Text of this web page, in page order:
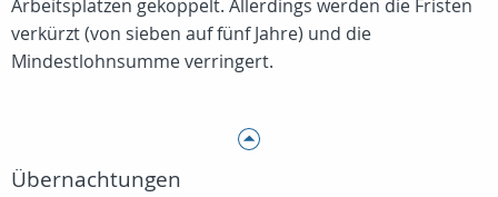
Arbeitsplätzen gekoppelt. Allerdings werden die Fristen
verkürzt (von sieben auf fünf Jahre) und die
Mindestlohnsumme verringert.
Übernachtungen